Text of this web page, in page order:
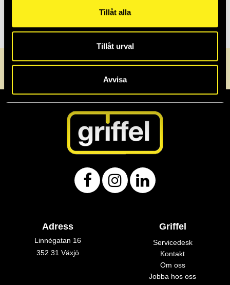
Tillåt alla
Tillåt urval
Avvisa
0470-72 30 40 info@griffel.se Servicedesk
Adress
Linnégatan 16
352 31 Växjö
Griffel
Servicedesk
Kontakt
Om oss
Jobba hos oss